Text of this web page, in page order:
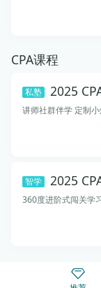
CPA课程
私塾 2025
讲师社群伴学 定制
智学 2025
360度进阶式闯关学